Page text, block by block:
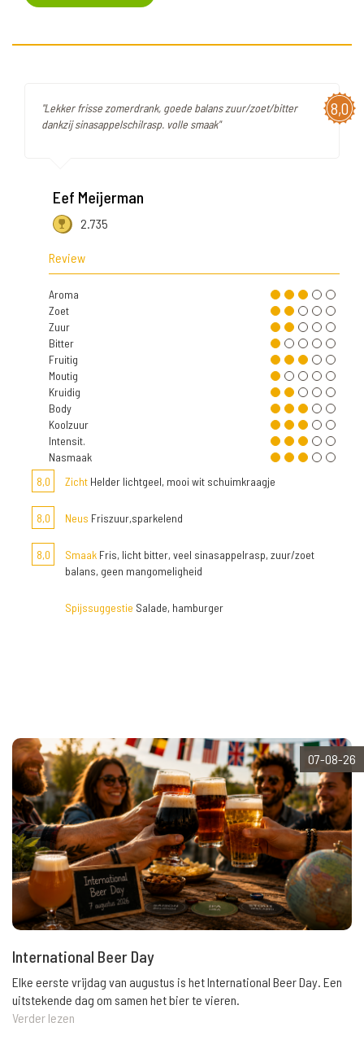
8,0
"Lekker frisse zomerdrank, goede balans zuur/zoet/bitter
dankzij sinasappelschilrasp. volle smaak"
Eef Meijerman
2.735
Review
Aroma
Zoet
Zuur
Bitter
Fruitig
Moutig
Kruidig
Body
Koolzuur
Intensit.
Nasmaak
8,0
Zicht Helder lichtgeel, mooi wit schuimkraagje
8,0 Neus Friszuur,sparkelend
8,0 Smaak Fris, licht bitter, veel sinasappelrasp, zuur/zoet
balans, geen mangomeligheid
Spijssuggestie Salade, hamburger
07-08-26
International Beer Day
Elke eerste vrijdag van augustus is het International Beer Day. Een
uitstekende dag om samen het bier te vieren.
Verder lezen